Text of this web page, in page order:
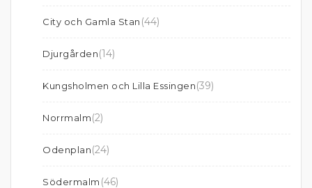
City och Gamla Stan (44)
Djurgården(14)
Kungsholmen och Lilla Essingen(39)
Norrmalm(2)
Odenplan(24)
Södermalm (46)